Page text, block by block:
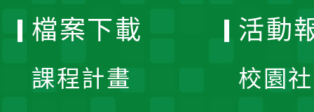
檔案下載
課程計畫
活動
校園